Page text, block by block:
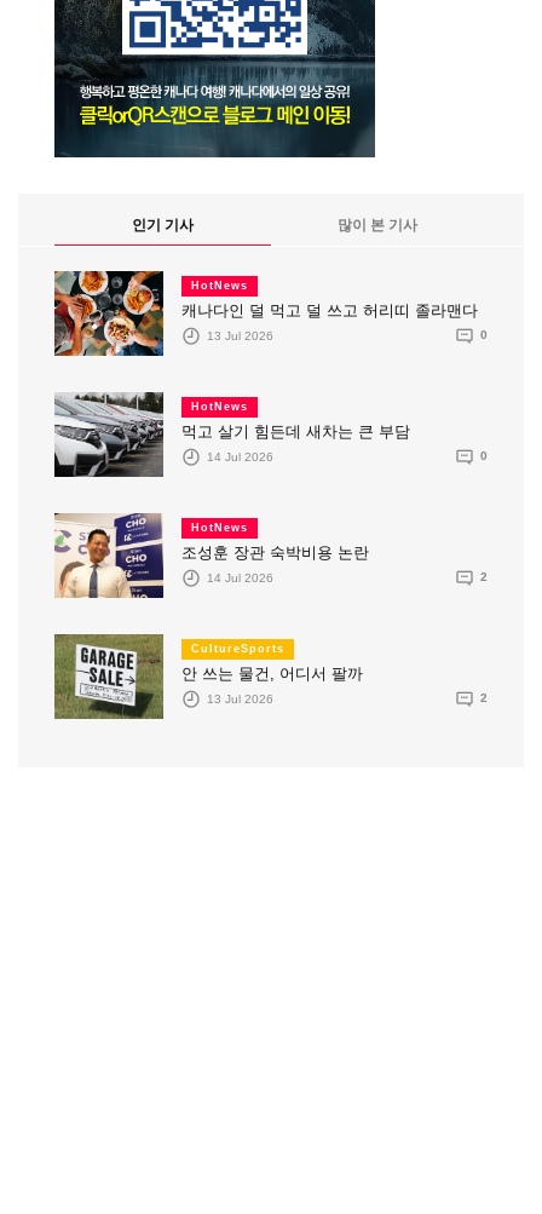
인기 기사 많이 본 기사
HotNews
캐나다인 덜 먹고 덜 쓰고 허리띠 졸라맨다
13 Jul 2026 0
HotNews
먹고 살기 힘든데 새차는 큰 부담
14 Jul 2026 0
HotNews
조성훈 장관 숙박비용 논란
14 Jul 2026 2
CultureSports
안 쓰는 물건, 어디서 팔까
13 Jul 2026 2